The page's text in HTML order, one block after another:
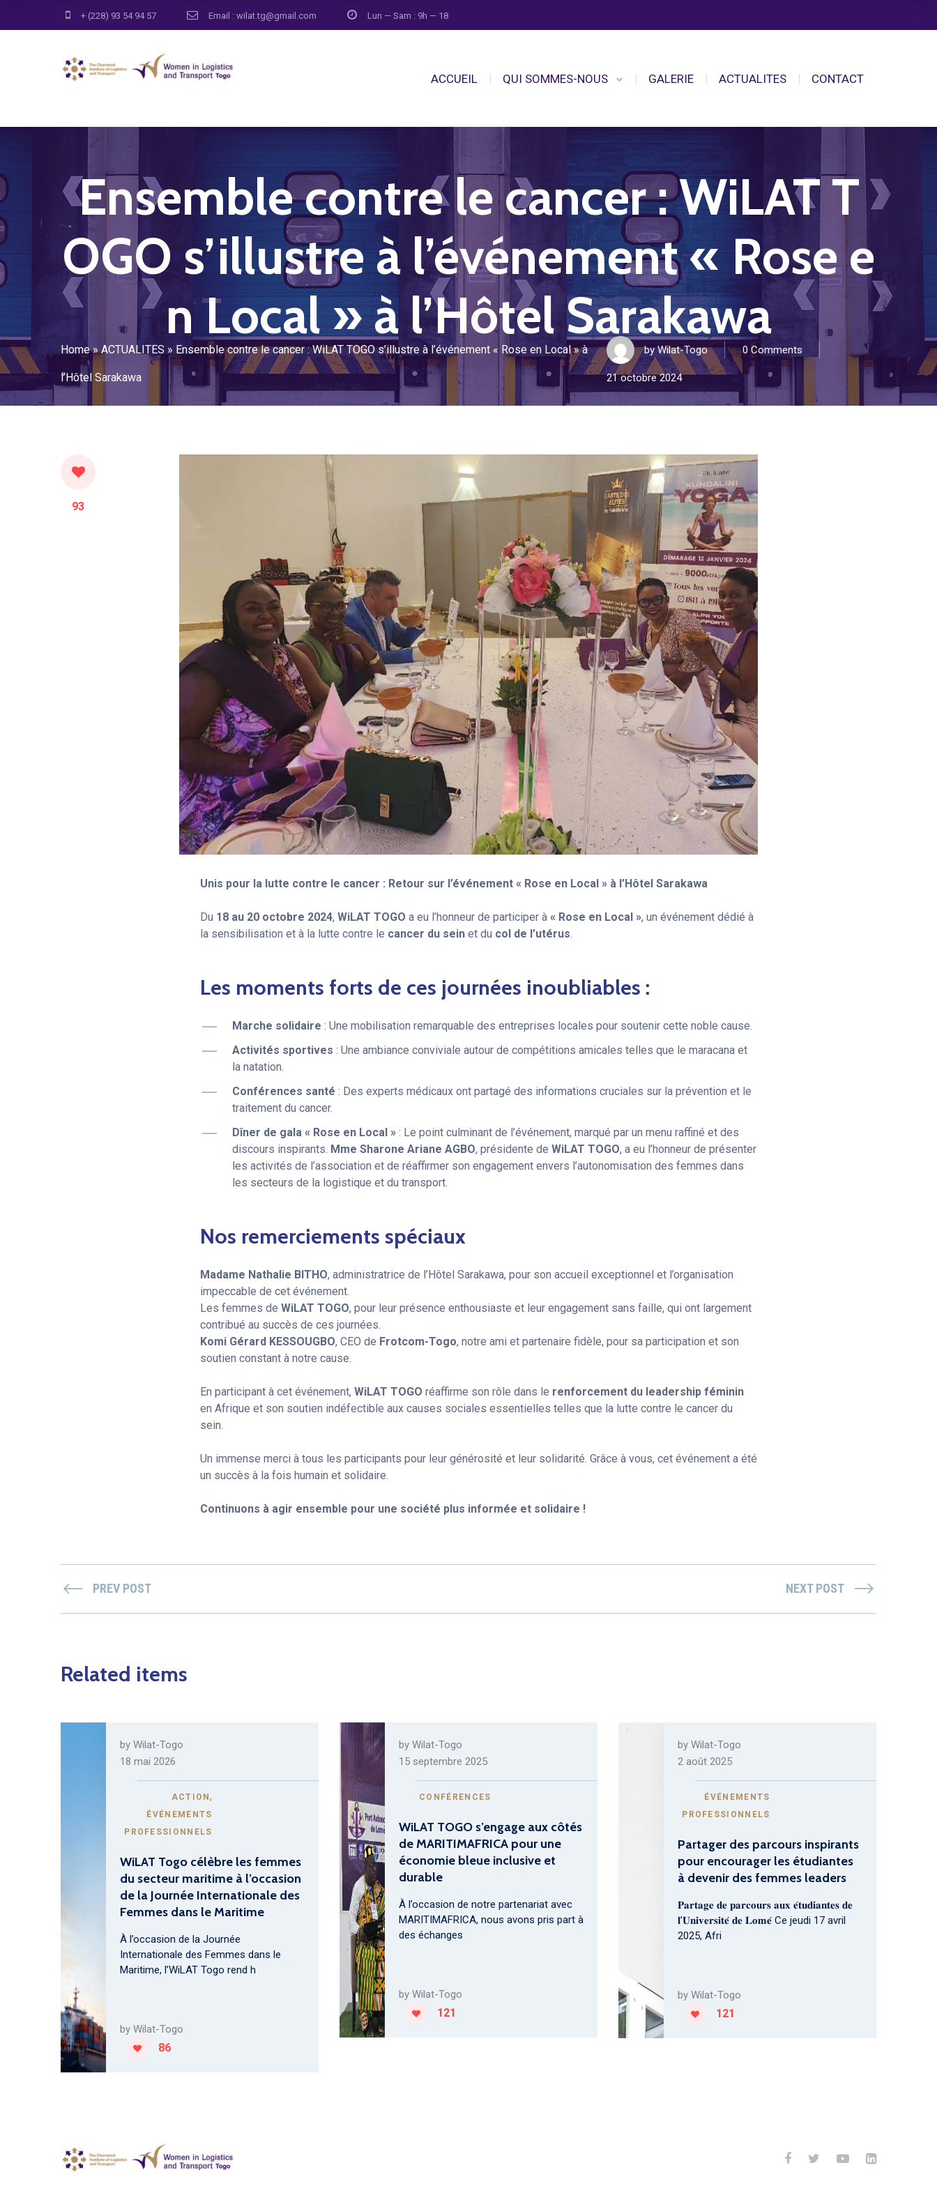
+ (228) 93 54 94 57 Email : wilat.tg@gmail.com Lun — Sam : 9h — 18
ACCUEIL QUI SOMMES-NOUS GALERIE ACTUALITES CONTACT
Ensemble contre le cancer : WiLAT T
OGO s’illustre à l’événement « Rose e
n Local » à l’Hôtel Sarakawa
Home»ACTUALITES » Ensemble contre le cancer : WiLAT TOGO s’illustre à l’événement « Rose en Local » à
l’Hôtel Sarakawa
byWilat-Togo 0 Comments
21 octobre 2024
93
Unis pour la lutte contre le cancer : Retour sur l’événement « Rose en Local » à l’Hôtel Sarakawa
Du 18 au 20 octobre 2024, WiLAT TOGO a eu l’honneur de participer à « Rose en Local », un événement dédié à
la sensibilisation et à la lutte contre le cancer du sein et du col de l’utérus.
Les moments forts de ces journées inoubliables :
Marche solidaire : Une mobilisation remarquable des entreprises locales pour soutenir cette noble cause.
Activités sportives : Une ambiance conviviale autour de compétitions amicales telles que le maracana et
la natation.
Conférences santé : Des experts médicaux ont partagé des informations cruciales sur la prévention et le
traitement du cancer.
Dîner de gala « Rose en Local » : Le point culminant de l’événement, marqué par un menu raffiné et des
discours inspirants. Mme Sharone Ariane AGBO, présidente de WiLAT TOGO, a eu l’honneur de présenter
les activités de l’association et de réaffirmer son engagement envers l’autonomisation des femmes dans
les secteurs de la logistique et du transport.
Nos remerciements spéciaux
Madame Nathalie BITHO, administratrice de l’Hôtel Sarakawa, pour son accueil exceptionnel et l’organisation
impeccable de cet événement.
Les femmes de WiLAT TOGO, pour leur présence enthousiaste et leur engagement sans faille, qui ont largement
contribué au succès de ces journées.
Komi Gérard KESSOUGBO, CEO de Frotcom-Togo, notre ami et partenaire fidèle, pour sa participation et son
soutien constant à notre cause.
En participant à cet événement, WiLAT TOGO réaffirme son rôle dans le renforcement du leadership féminin
en Afrique et son soutien indéfectible aux causes sociales essentielles telles que la lutte contre le cancer du
sein.
Un immense merci à tous les participants pour leur générosité et leur solidarité. Grâce à vous, cet événement a été
un succès à la fois humain et solidaire.
Continuons à agir ensemble pour une société plus informée et solidaire !
PREV POST NEXT POST
Related items
by Wilat-Togo
18 mai 2026
ACTION,
ÉVÉNEMENTS
PROFESSIONNELS
WiLAT Togo célèbre les femmes
du secteur maritime à l’occasion
de la Journée Internationale des
Femmes dans le Maritime
À l’occasion de la Journée
Internationale des Femmes dans le
Maritime, l’WiLAT Togo rend h
by Wilat-Togo
86
by Wilat-Togo
15 septembre 2025
CONFÉRENCES
WiLAT TOGO s’engage aux côtés
de MARITIMAFRICA pour une
économie bleue inclusive et
durable
À l’occasion de notre partenariat avec
MARITIMAFRICA, nous avons pris part à
des échanges
by Wilat-Togo
121
by Wilat-Togo
2 août 2025
ÉVÉNEMENTS
PROFESSIONNELS
Partager des parcours inspirants
pour encourager les étudiantes
à devenir des femmes leaders
𝐏𝐚𝐫𝐭𝐚𝐠𝐞 𝐝𝐞 𝐩𝐚𝐫𝐜𝐨𝐮𝐫𝐬 𝐚𝐮𝐱 𝐞́𝐭𝐮𝐝𝐢𝐚𝐧𝐭𝐞𝐬 𝐝𝐞
𝐥’𝐔𝐧𝐢𝐯𝐞𝐫𝐬𝐢𝐭𝐞́ 𝐝𝐞 𝐋𝐨𝐦𝐞́ Ce jeudi 17 avril
2025, Afri
by Wilat-Togo
121